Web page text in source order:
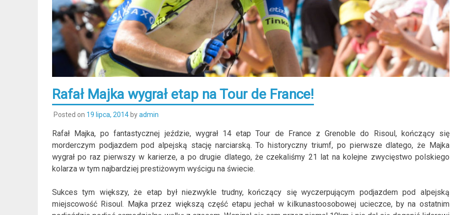
Rafał Majka wygrał etap na Tour de France!
Posted on 19 lipca, 2014byadmin
Rafał Majka, po fantastycznej jeździe, wygrał 14 etap Tour de France z Grenoble do Risoul, kończący się
morderczym podjazdem pod alpejską stację narciarską. To historyczny triumf, po pierwsze dlatego, że Majka
wygrał po raz pierwszy w karierze, a po drugie dlatego, że czekaliśmy 21 lat na kolejne zwycięstwo polskiego
kolarza w tym najbardziej prestiżowym wyścigu na świecie.
Sukces tym większy, że etap był niezwykle trudny, kończący się wyczerpującym podjazdem pod alpejską
miejscowość Risoul. Majka przez większą część etapu jechał w kilkunastoosobowej ucieczce, by na ostatnim